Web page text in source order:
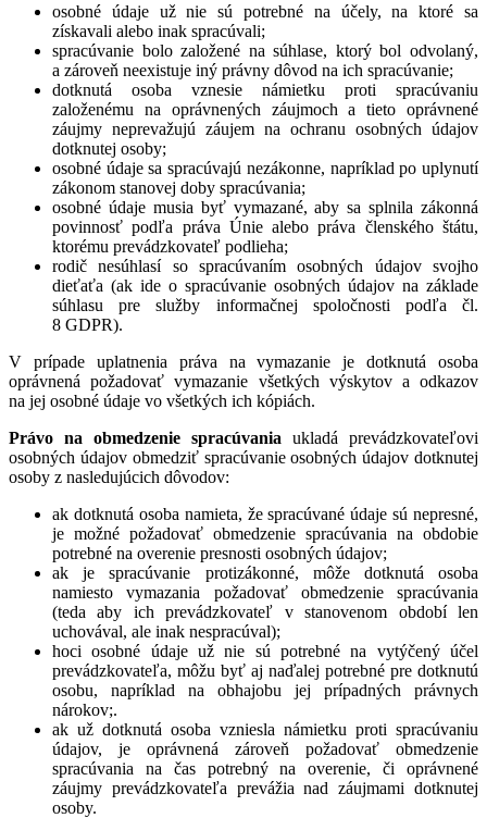
osobné údaje už nie sú potrebné na účely, na ktoré sa
získavali alebo inak spracúvali;
spracúvanie bolo založené na súhlase, ktorý bol odvolaný,
a zároveň neexistuje iný právny dôvod na ich spracúvanie;
dotknutá osoba vznesie námietku proti spracúvaniu
založenému na oprávnených záujmoch a tieto oprávnené
záujmy neprevažujú záujem na ochranu osobných údajov
dotknutej osoby;
osobné údaje sa spracúvajú nezákonne, napríklad po uplynutí
zákonom stanovej doby spracúvania;
osobné údaje musia byť vymazané, aby sa splnila zákonná
povinnosť podľa práva Únie alebo práva členského štátu,
ktorému prevádzkovateľ podlieha;
rodič nesúhlasí so spracúvaním osobných údajov svojho
dieťaťa (ak ide o spracúvanie osobných údajov na základe
súhlasu pre služby informačnej spoločnosti podľa čl.
8 GDPR).
V prípade uplatnenia práva na vymazanie je dotknutá osoba
oprávnená požadovať vymazanie všetkých výskytov a odkazov
na jej osobné údaje vo všetkých ich kópiách.
Právo na obmedzenie spracúvania ukladá prevádzkovateľovi
osobných údajov obmedziť spracúvanie osobných údajov dotknutej
osoby z nasledujúcich dôvodov:
ak dotknutá osoba namieta, že spracúvané údaje sú nepresné,
je možné požadovať obmedzenie spracúvania na obdobie
potrebné na overenie presnosti osobných údajov;
ak je spracúvanie protizákonné, môže dotknutá osoba
namiesto vymazania požadovať obmedzenie spracúvania
(teda aby ich prevádzkovateľ v stanovenom období len
uchovával, ale inak nespracúval);
hoci osobné údaje už nie sú potrebné na vytýčený účel
prevádzkovateľa, môžu byť aj naďalej potrebné pre dotknutú
osobu, napríklad na obhajobu jej prípadných právnych
nárokov;.
ak už dotknutá osoba vzniesla námietku proti spracúvaniu
údajov, je oprávnená zároveň požadovať obmedzenie
spracúvania na čas potrebný na overenie, či oprávnené
záujmy prevádzkovateľa prevážia nad záujmami dotknutej
osoby.